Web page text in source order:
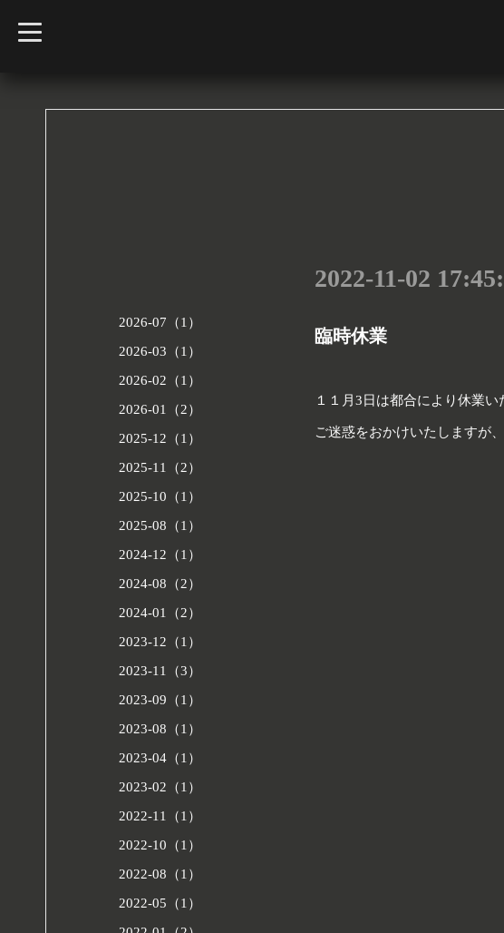
t
o
2022-11-02
臨時休業
１１月3日は都合により休業い
ご迷惑をおかけいたしますが
2026-07（1）
2026-03（1）
2026-02（1）
2026-01（2）
2025-12（1）
2025-11（2）
2025-10（1）
2025-08（1）
2024-12（1）
2024-08（2）
2024-01（2）
2023-12（1）
2023-11（3）
2023-09（1）
2023-08（1）
2023-04（1）
2023-02（1）
2022-11（1）
2022-10（1）
2022-08（1）
2022-05（1）